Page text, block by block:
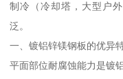
制冷（冷却塔，大型户
泛。
一、镀铝锌镁钢板的优异
平面部位耐腐蚀能力是镀